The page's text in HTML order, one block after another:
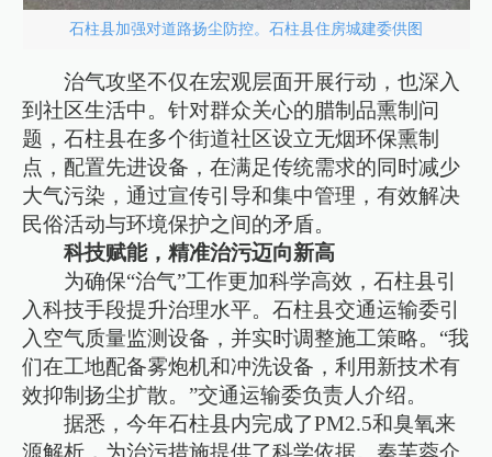
石柱县加强对道路扬尘防控。石柱县住房城建委供图
治气攻坚不仅在宏观层面开展行动，也深入
到社区生活中。针对群众关心的腊制品熏制问
题，石柱县在多个街道社区设立无烟环保熏制
点，配置先进设备，在满足传统需求的同时减少
大气污染，通过宣传引导和集中管理，有效解决
民俗活动与环境保护之间的矛盾。
科技赋能，精准治污迈向新高
为确保“治气”工作更加科学高效，石柱县引
入科技手段提升治理水平。石柱县交通运输委引
入空气质量监测设备，并实时调整施工策略。“我
们在工地配备雾炮机和冲洗设备，利用新技术有
效抑制扬尘扩散。”交通运输委负责人介绍。
据悉，今年石柱县内完成了PM2.5和臭氧来
源解析，为治污措施提供了科学依据。秦芙蓉介